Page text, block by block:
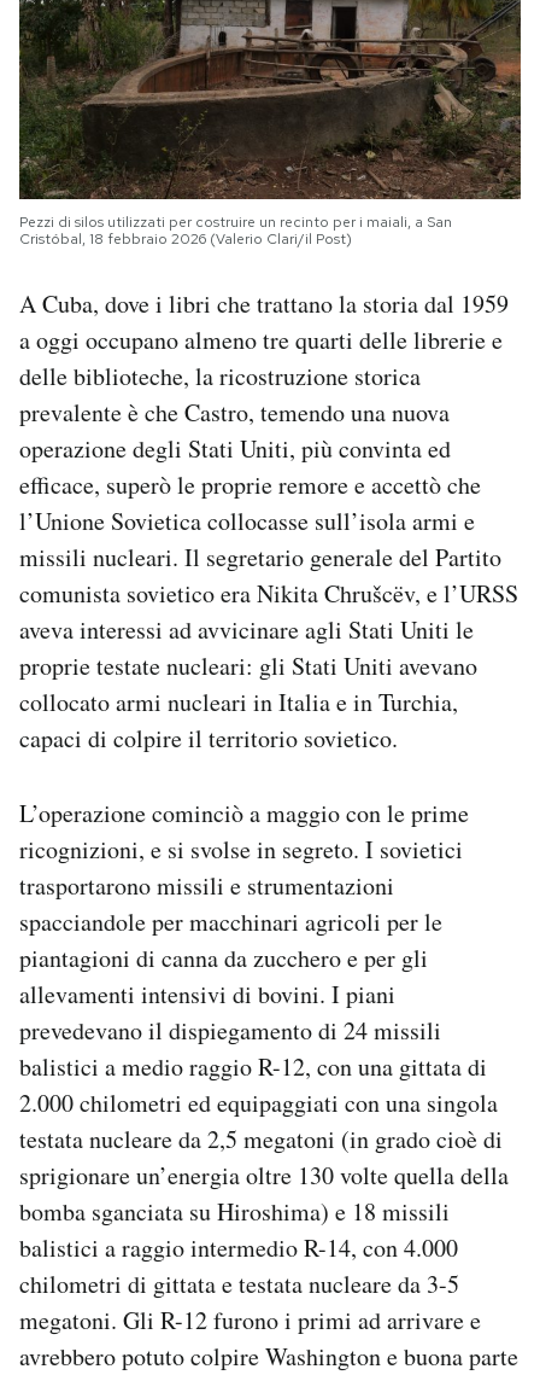
Pezzi di silos utilizzati per costruire un recinto per i maiali, a San
Cristóbal, 18 febbraio 2026 (Valerio Clari/il Post)
A Cuba, dove i libri che trattano la storia dal 1959
a oggi occupano almeno tre quarti delle librerie e
delle biblioteche, la ricostruzione storica
prevalente è che Castro, temendo una nuova
operazione degli Stati Uniti, più convinta ed
efficace, superò le proprie remore e accettò che
l’Unione Sovietica collocasse sull’isola armi e
missili nucleari. Il segretario generale del Partito
comunista sovietico era Nikita Chrušcëv, e l’URSS
aveva interessi ad avvicinare agli Stati Uniti le
proprie testate nucleari: gli Stati Uniti avevano
collocato armi nucleari in Italia e in Turchia,
capaci di colpire il territorio sovietico.
L’operazione cominciò a maggio con le prime
ricognizioni, e si svolse in segreto. I sovietici
trasportarono missili e strumentazioni
spacciandole per macchinari agricoli per le
piantagioni di canna da zucchero e per gli
allevamenti intensivi di bovini. I piani
prevedevano il dispiegamento di 24 missili
balistici a medio raggio R-12, con una gittata di
2.000 chilometri ed equipaggiati con una singola
testata nucleare da 2,5 megatoni (in grado cioè di
sprigionare un’energia oltre 130 volte quella della
bomba sganciata su Hiroshima) e 18 missili
balistici a raggio intermedio R-14, con 4.000
chilometri di gittata e testata nucleare da 3-5
megatoni. Gli R-12 furono i primi ad arrivare e
avrebbero potuto colpire Washington e buona parte